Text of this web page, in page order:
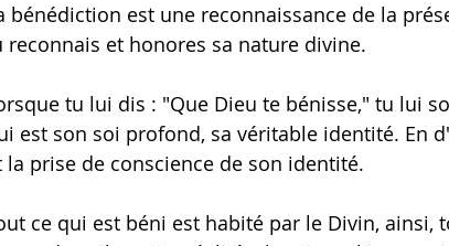
bénédiction est une reconnaissance de la
reconnais et honores sa nature divine.
tu lui dis : "Que Dieu te bénisse," tu lui
est son soi profond, sa véritable identité. En
la prise de conscience de son identité.
ce qui est béni est habité par le Divin, ainsi,